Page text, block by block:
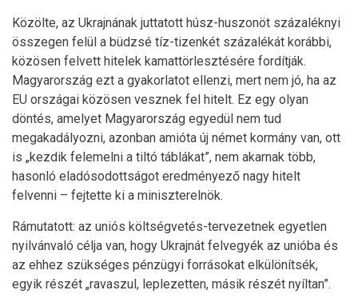
Közölte, az Ukrajnának juttatott húsz-huszonöt százaléknyi
összegen felül a büdzsé tíz-tizenkét százalékát korábbi,
közösen felvett hitelek kamattörlesztésére fordítják.
Magyarország ezt a gyakorlatot ellenzi, mert nem jó, ha az
EU országai közösen vesznek fel hitelt. Ez egy olyan
döntés, amelyet Magyarország egyedül nem tud
megakadályozni, azonban amióta új német kormány van, ott
is „kezdik felemelni a tiltó táblákat”, nem akarnak több,
hasonló eladósodottságot eredményező nagy hitelt
felvenni – fejtette ki a miniszterelnök.
Rámutatott: az uniós költségvetés-tervezetnek egyetlen
nyilvánvaló célja van, hogy Ukrajnát felvegyék az unióba és
az ehhez szükséges pénzügyi forrásokat elkülönítsék,
egyik részét „ravaszul, leplezetten, másik részét nyíltan”.